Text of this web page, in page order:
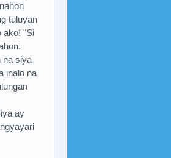
tuluyan
ako! "Si
na siya
inalo na
ay